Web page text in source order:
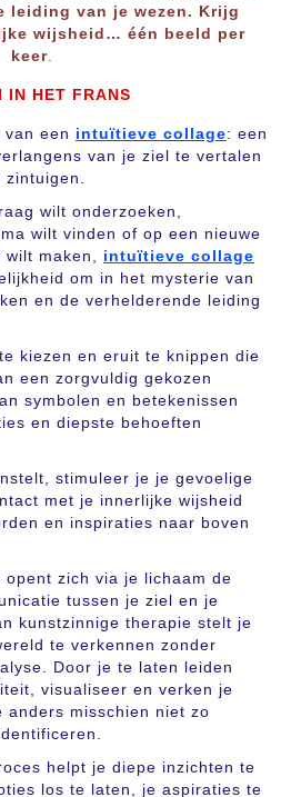
leiding van je wezen. Krijg
wijsheid… één beeld per
keer.
IN HET FRANS
een intuïtieve collage: een
van je ziel te vertalen
zintuigen.
wilt onderzoeken,
wilt vinden of op een nieuwe
wilt maken, intuïtieve collage
om in het mysterie van
en de verhelderende leiding
kiezen en eruit te knippen die
een zorgvuldig gekozen
symbolen en betekenissen
en diepste behoeften
stimuleer je je gevoelige
met je innerlijke wijsheid
en inspiraties naar boven
zich via je lichaam de
tussen je ziel en je
kunstzinnige therapie stelt je
te verkennen zonder
Door je te laten leiden
visualiseer en verken je
misschien niet zo
helpt je diepe inzichten te
los te laten, je aspiraties te